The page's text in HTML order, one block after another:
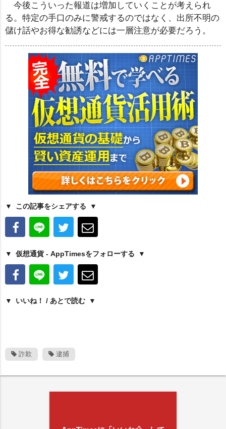
今後こういった報道は増加していくことが考えられ
る。特定の手口のみに警戒するのではなく、出所不明の
儲け話やお得な勧誘などには一層注意が必要だろう。
この記事をシェアする
仮想通貨 - AppTimesをフォローする
いいね！ / あとで読む
詐欺 逮捕